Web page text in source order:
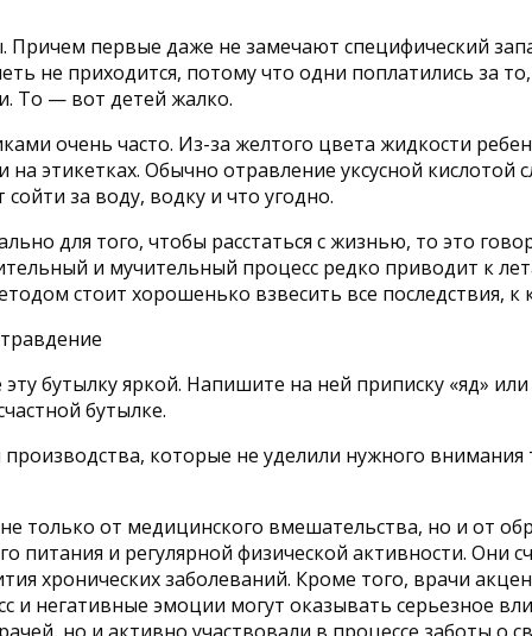
первые даже не замечают специфический
не приходится, потому что одни поплатились за
То — вот детей жалко.
очень часто. Из-за желтого цвета жидкости
этикетках. Обычно отравление уксусной кислотой
за воду, водку и что угодно.
для того, чтобы расстаться с жизнью, то это
и мучительный процесс редко приводит к
стоит хорошенько взвесить все последствия,
эту бутылку яркой. Напишите на ней приписку «яд»
бутылке.
которые не уделили нужного внимания
только от медицинского вмешательства, но и от
питания и регулярной физической активности. Они
хронических заболеваний. Кроме того, врачи
и негативные эмоции могут оказывать серьезное